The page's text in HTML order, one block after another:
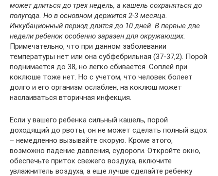
может длиться до трех недель, а кашель сохраняться до
полугода. Но в основном держится 2-3 месяца.
Инкубационный период длится до 10 дней. В первые две
недели ребенок особенно заразен для окружающих.
Примечательно, что при данном заболевании
температуры нет или она субфебрильная (37-37,2). Порой
поднимается до 38, но легко сбивается. Соплей при
коклюше тоже нет. Но с учетом, что человек болеет
долго и его организм ослаблен, на коклюш может
наслаиваться вторичная инфекция.
Если у вашего ребенка сильный кашель, порой
доходящий до рвоты, он не может сделать полный вдох
– немедленно вызывайте скорую. Кроме этого,
возможно падение давления, судороги. Откройте окно,
обеспечьте приток свежего воздуха, включите
увлажнитель воздуха, а еще лучше сделайте ребенку